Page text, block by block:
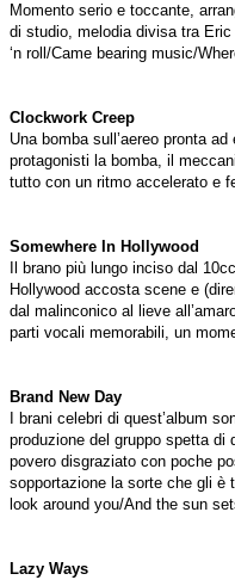
Momento serio e toccante,
di studio, melodia divisa tra
‘n roll/Came bearing music/
Clockwork Creep
Una bomba sull’aereo pronta
protagonisti la bomba, il
tutto con un ritmo accelerato e
Somewhere In Hollywood
Il brano più lungo inciso dal
Hollywood accosta scene e
dal malinconico al lieve
parti vocali memorabili, un
Brand New Day
I brani celebri di quest’album
produzione del gruppo spetta di
povero disgraziato con poche
sopportazione la sorte che gli è
look around you/And the sun
Lazy Ways